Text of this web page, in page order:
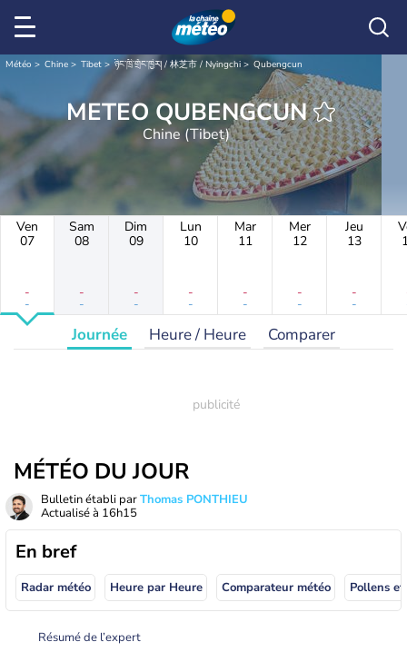
Météo Chine Tibet ཉིང་ཁྲི་གྲོང་ཁྱེར། / 林芝市 / Nyingchi Qubengcun
METEO QUBENGCUN
Chine (Tibet)
Ven
07
-
-
Sam
08
-
-
Dim
09
-
-
Lun
10
-
-
Mar
11
-
-
Mer
12
-
-
Jeu
13
-
-
Journée Heure / Heure Comparer
MÉTÉO DU JOUR
Bulletin établi parThomas PONTHIEU
Actualisé à 16h15
En bref
Radar météo Heure par Heure Comparateur météo Pollens
Résumé de l’expert